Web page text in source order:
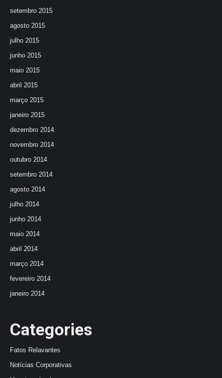
setembro 2015
agosto 2015
julho 2015
junho 2015
maio 2015
abril 2015
março 2015
janeiro 2015
dezembro 2014
novembro 2014
outubro 2014
setembro 2014
agosto 2014
julho 2014
junho 2014
maio 2014
abril 2014
março 2014
fevereiro 2014
janeiro 2014
Categories
Fatos Relavantes
Notícias Corporativas